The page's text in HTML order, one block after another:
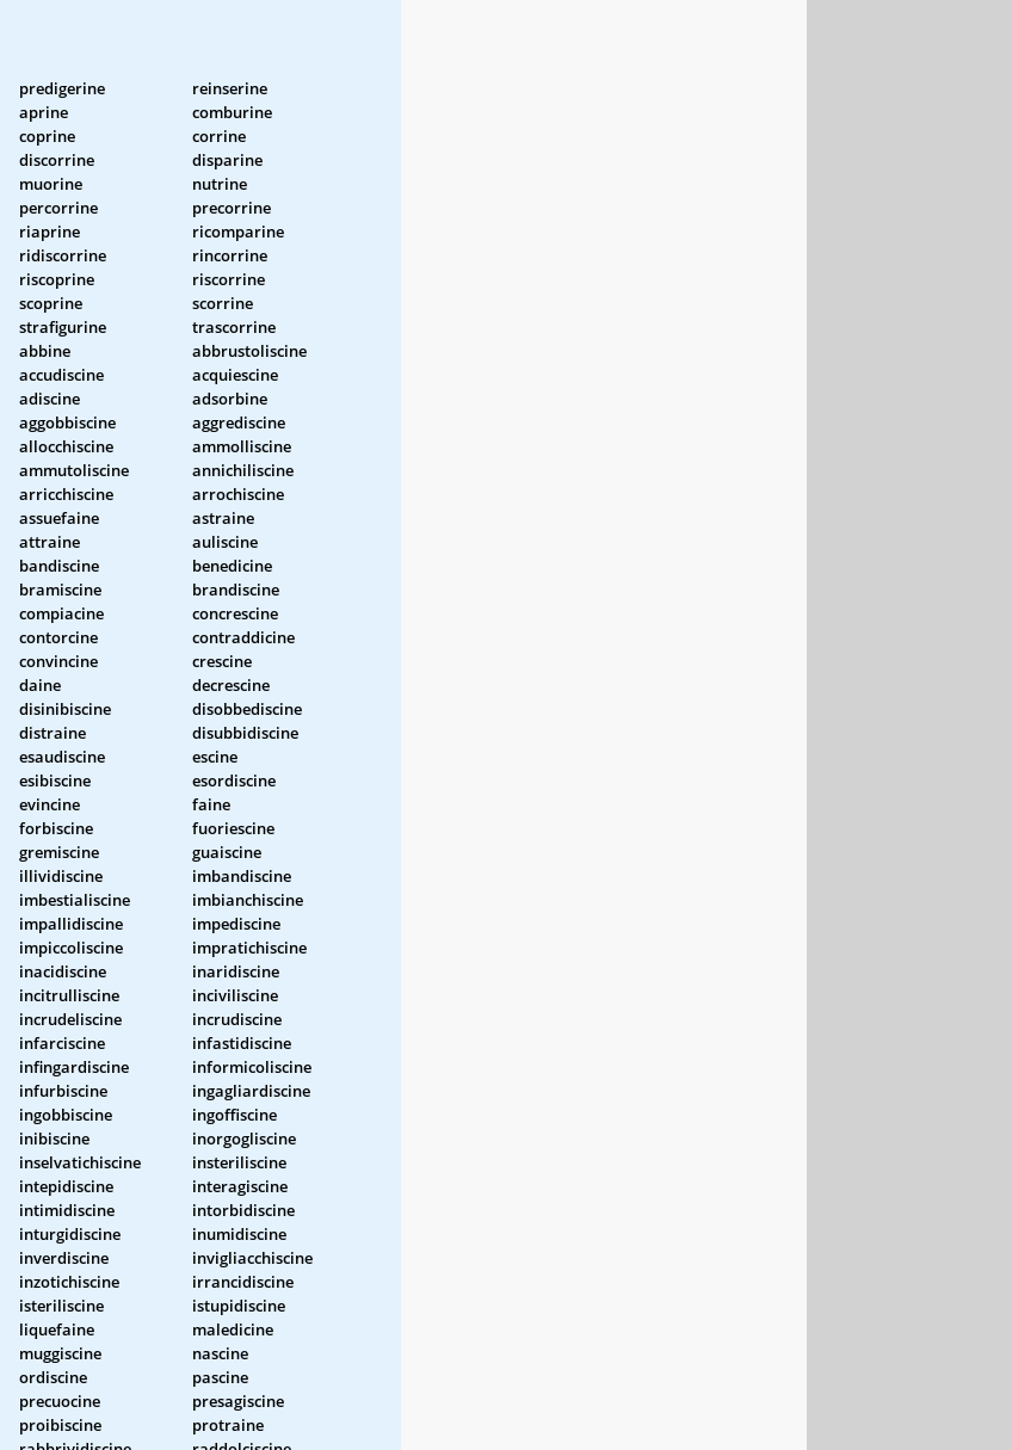
predigerine
reinserine
aprine
comburine
coprine
corrine
discorrine
disparine
muorine
nutrine
percorrine
precorrine
riaprine
ricomparine
ridiscorrine
rincorrine
riscoprine
riscorrine
scoprine
scorrine
strafigurine
trascorrine
abbine
abbrustoliscine
accudiscine
acquiescine
adiscine
adsorbine
aggobbiscine
aggrediscine
allocchiscine
ammolliscine
ammutoliscine
annichiliscine
arricchiscine
arrochiscine
assuefaine
astraine
attraine
auliscine
bandiscine
benedicine
bramiscine
brandiscine
compiacine
concrescine
contorcine
contraddicine
convincine
crescine
daine
decrescine
disinibiscine
disobbediscine
distraine
disubbidiscine
esaudiscine
escine
esibiscine
esordiscine
evincine
faine
forbiscine
fuoriescine
gremiscine
guaiscine
illividiscine
imbandiscine
imbestialiscine
imbianchiscine
impallidiscine
impediscine
impiccoliscine
impratichiscine
inacidiscine
inaridiscine
incitrulliscine
inciviliscine
incrudeliscine
incrudiscine
infarciscine
infastidiscine
infingardiscine
informicoliscine
infurbiscine
ingagliardiscine
ingobbiscine
ingoffiscine
inibiscine
inorgogliscine
inselvatichiscine
insteriliscine
intepidiscine
interagiscine
intimidiscine
intorbidiscine
inturgidiscine
inumidiscine
inverdiscine
invigliacchiscine
inzotichiscine
irrancidiscine
isteriliscine
istupidiscine
liquefaine
maledicine
muggiscine
nascine
ordiscine
pascine
precuocine
presagiscine
proibiscine
protraine